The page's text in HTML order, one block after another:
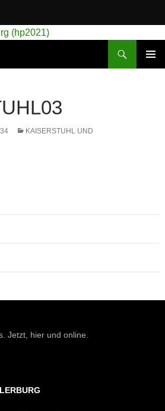
KAISERSTUHL UND
Jetzt, hier und online.